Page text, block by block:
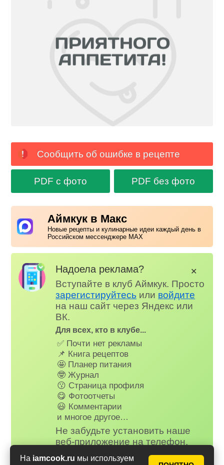
На iamcook.ru мы используем
Сообщить об ошибке в рецепте
PDF с фото PDF без фото
Аймкук в Макс
Новые рецепты и кулинарные идеи каждый день в
Российском мессенджере MAX
Надоела реклама?
Вступайте в клуб Аймкук. Просто
зарегистируйтесь или войдите
на наш сайт через Яндекс или
ВК.
Для всех, кто в клубе...
✅ Почти нет рекламы
📌 Книга рецептов
🤩 Планер питания
🤓 Журнал
😗 Страница профиля
😋 Фотоотчеты
😃 Комментарии
и многое другое…
Не забудьте установить наше
веб-приложение на телефон,
рецепты и сервисы Аймкук будут
✕